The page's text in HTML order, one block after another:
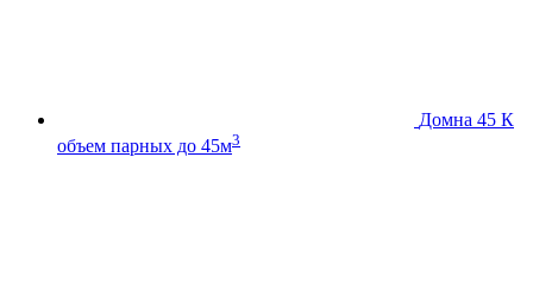
Домна 45 К
объем парных до 45м3